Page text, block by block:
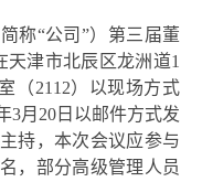
称“公司”）第三届董
天津市北辰区龙洲道1
（2112）以现场方式
3月20日以邮件方式发
持，本次会议应参与
， 部分高级管理人员